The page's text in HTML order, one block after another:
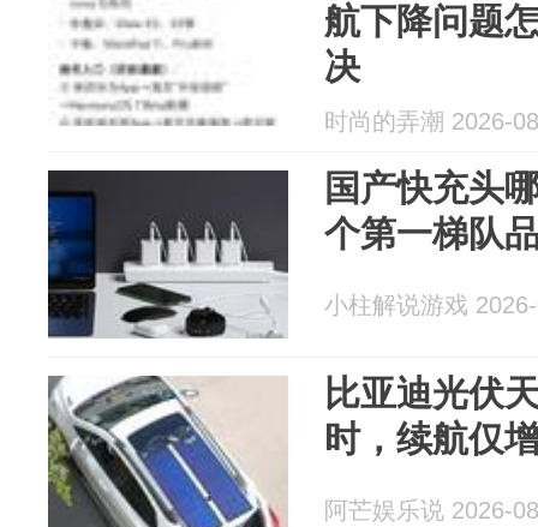
航下降问题
决
时尚的弄潮 2026-
国产快充头
个第一梯队
小柱解说游戏
比亚迪光伏
时，续航仅
阿芒娱乐说 2026-